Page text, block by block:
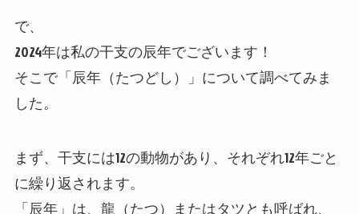
で、
2024年は私の干支の辰年でございます！
そこで「辰年（たつどし）」について調べてみま
した。
まず、干支には12の動物があり、それぞれ12年ごと
に繰り返されます。
「辰年」は、龍（たつ）またはタツとも呼ばれ、